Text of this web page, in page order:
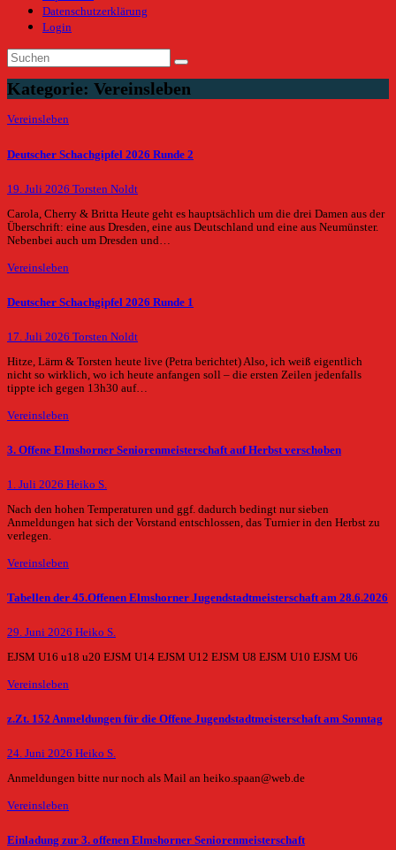
Datenschutzerklärung
Login
Kategorie: Vereinsleben
Vereinsleben
Deutscher Schachgipfel 2026 Runde 2
19. Juli 2026 Torsten Noldt
Carola, Cherry & Britta Heute geht es hauptsächlich um die drei Damen aus der
Überschrift: eine aus Dresden, eine aus Deutschland und eine aus Neumünster.
Nebenbei auch um Dresden und…
Vereinsleben
Deutscher Schachgipfel 2026 Runde 1
17. Juli 2026 Torsten Noldt
Hitze, Lärm & Torsten heute live (Petra berichtet) Also, ich weiß eigentlich
nicht so wirklich, wo ich heute anfangen soll – die ersten Zeilen jedenfalls
tippte ich gegen 13h30 auf…
Vereinsleben
3. Offene Elmshorner Seniorenmeisterschaft auf Herbst verschoben
1. Juli 2026 Heiko S.
Nach den hohen Temperaturen und ggf. dadurch bedingt nur sieben
Anmeldungen hat sich der Vorstand entschlossen, das Turnier in den Herbst zu
verlegen.
Vereinsleben
Tabellen der 45.Offenen Elmshorner Jugendstadtmeisterschaft am 28.6.2026
29. Juni 2026 Heiko S.
EJSM U16 u18 u20 EJSM U14 EJSM U12 EJSM U8 EJSM U10 EJSM U6
Vereinsleben
z.Zt. 152 Anmeldungen für die Offene Jugendstadtmeisterschaft am Sonntag
24. Juni 2026 Heiko S.
Anmeldungen bitte nur noch als Mail an heiko.spaan@web.de
Vereinsleben
Einladung zur 3. offenen Elmshorner Seniorenmeisterschaft